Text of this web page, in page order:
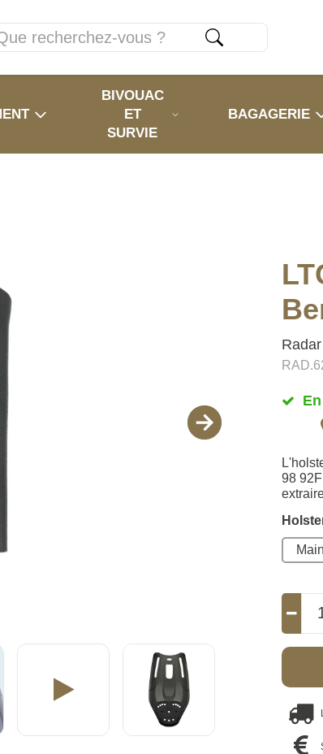
BIVOUAC
ET
SURVIE
BAGAGERIE
98